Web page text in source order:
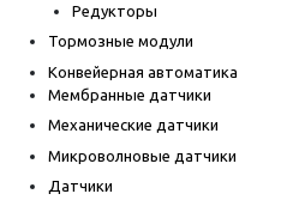
Редукторы
Тормозные модули
Конвейерная автоматика
Мембранные датчики
Механические датчики
Микроволновые датчики
Датчики